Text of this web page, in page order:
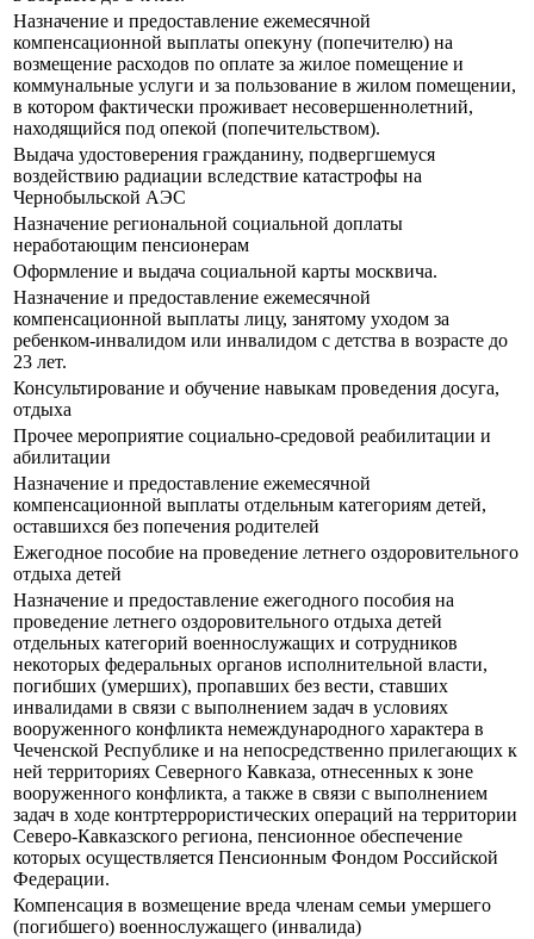
Назначение и предоставление ежемесячной
компенсационной выплаты опекуну (попечителю) на
возмещение расходов по оплате за жилое помещение и
коммунальные услуги и за пользование в жилом помещении,
в котором фактически проживает несовершеннолетний,
находящийся под опекой (попечительством).
Выдача удостоверения гражданину, подвергшемуся
воздействию радиации вследствие катастрофы на
Чернобыльской АЭС
Назначение региональной социальной доплаты
неработающим пенсионерам
Оформление и выдача социальной карты москвича.
Назначение и предоставление ежемесячной
компенсационной выплаты лицу, занятому уходом за
ребенком-инвалидом или инвалидом с детства в возрасте до
23 лет.
Консультирование и обучение навыкам проведения досуга,
отдыха
Прочее мероприятие социально-средовой реабилитации и
абилитации
Назначение и предоставление ежемесячной
компенсационной выплаты отдельным категориям детей,
оставшихся без попечения родителей
Ежегодное пособие на проведение летнего оздоровительного
отдыха детей
Назначение и предоставление ежегодного пособия на
проведение летнего оздоровительного отдыха детей
отдельных категорий военнослужащих и сотрудников
некоторых федеральных органов исполнительной власти,
погибших (умерших), пропавших без вести, ставших
инвалидами в связи с выполнением задач в условиях
вооруженного конфликта немеждународного характера в
Чеченской Республике и на непосредственно прилегающих к
ней территориях Северного Кавказа, отнесенных к зоне
вооруженного конфликта, а также в связи с выполнением
задач в ходе контртеррористических операций на территории
Северо-Кавказского региона, пенсионное обеспечение
которых осуществляется Пенсионным Фондом Российской
Федерации.
Компенсация в возмещение вреда членам семьи умершего
(погибшего) военнослужащего (инвалида)